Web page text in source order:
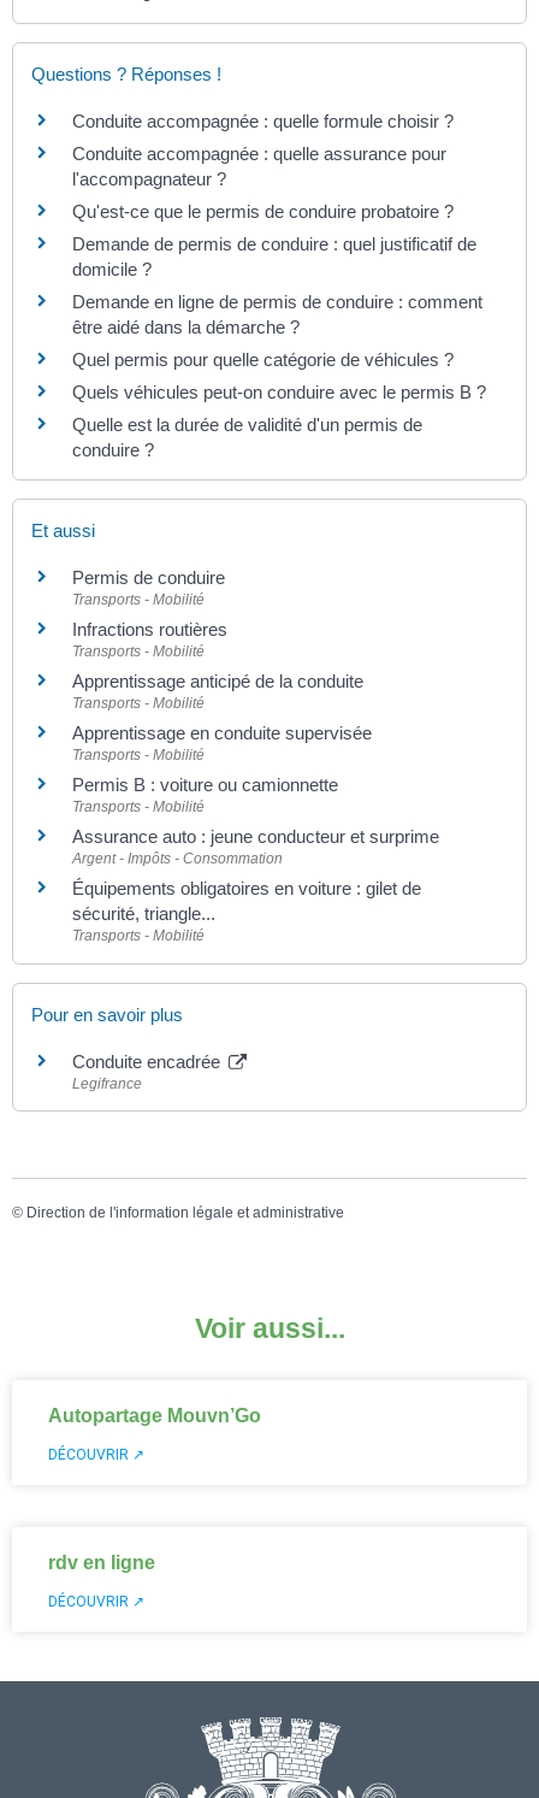
Questions ? Réponses !
Conduite accompagnée : quelle formule choisir ?
Conduite accompagnée : quelle assurance pour
l'accompagnateur ?
Qu'est-ce que le permis de conduire probatoire ?
Demande de permis de conduire : quel justificatif de
domicile ?
Demande en ligne de permis de conduire : comment
être aidé dans la démarche ?
Quel permis pour quelle catégorie de véhicules ?
Quels véhicules peut-on conduire avec le permis B ?
Quelle est la durée de validité d'un permis de
conduire ?
Et aussi
Permis de conduire
Transports - Mobilité
Infractions routières
Transports - Mobilité
Apprentissage anticipé de la conduite
Transports - Mobilité
Apprentissage en conduite supervisée
Transports - Mobilité
Permis B : voiture ou camionnette
Transports - Mobilité
Assurance auto : jeune conducteur et surprime
Argent - Impôts - Consommation
Équipements obligatoires en voiture : gilet de
sécurité, triangle...
Transports - Mobilité
Pour en savoir plus
Conduite encadrée
Legifrance
© Direction de l'information légale et administrative
Voir aussi...
Autopartage Mouvn’Go
DÉCOUVRIR ↗
rdv en ligne
DÉCOUVRIR ↗